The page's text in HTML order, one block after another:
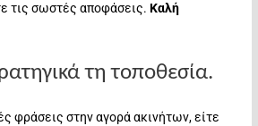
τις σωστές αποφάσεις.Καλή
τη τοποθεσία.
φράσεις στην αγορά ακινήτων, είτε